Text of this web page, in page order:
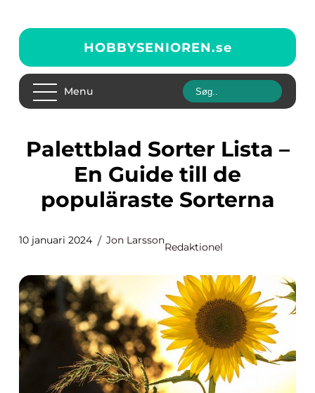
HOBBYSENIOREN.se
Menu
Palettblad Sorter Lista –
En Guide till de
populäraste Sorterna
10 januari 2024 Jon Larsson
Redaktionel